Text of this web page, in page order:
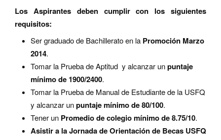
Los Aspirantes deben cumplir con los siguientes
requisitos:
Ser graduado de Bachillerato en la Promoción Marzo
2014.
Tomar la Prueba de Aptitud y alcanzar unpuntaje
mínimo de 1900/2400.
Tomar la Prueba de Manual de Estudiante de la USFQ
y alcanzar unpuntaje mínimo de 80/100.
Tener un Promedio de colegio mínimo de 8.75/10.
Asistir a la Jornada de Orientación de Becas USFQ